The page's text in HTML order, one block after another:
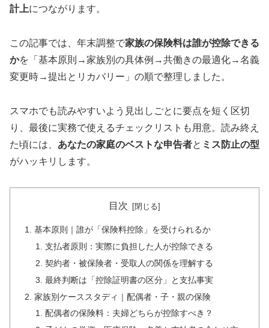
計上につながります。
この記事では、年末調整で家族の保険料は誰が控除できる
かを「基本原則→家族別の具体例→共働きの最適化→名義
変更時→提出とリカバリー」の順で整理しました。
スマホでも読みやすいよう見出しごとに要点を短く区切
り、最後に実務で使えるチェックリストも用意。読み終え
た頃には、 あなたの家庭のベストな申告者と ミス防止の型
がハッキリします。
目次
基本原則｜誰が「保険料控除」を受けられるか
支払者原則：実際に負担した人が控除できる
契約者・被保険者・受取人の関係を理解する
最終判断は「控除証明書の区分」と支払事実
家族別ケーススタディ｜配偶者・子・親の保険
配偶者の保険料：夫婦どちらが控除すべき？